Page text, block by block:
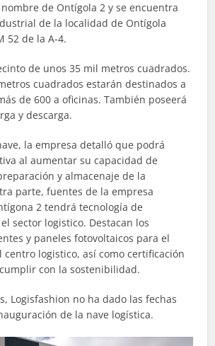
de Ontígola 2 y se encuentra
de la localidad de Ontígola
52 de la A-4.
de unos 35 mil metros cuadrados.
cuadrados estarán destinados a
de 600 a oficinas. También poseerá
y descarga.
la empresa detalló que podrá
al aumentar su capacidad de
y almacenaje de la
parte, fuentes de la empresa
2 tendrá tecnología de
sector logistico. Destacan los
y paneles fotovoltaicos para el
centro logistico, así como certificación
con la sostenibilidad.
Logisfashion no ha dado las fechas
de la nave logística.